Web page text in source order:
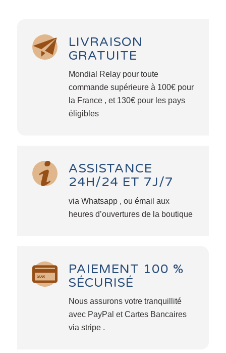
LIVRAISON
GRATUITE
Mondial Relay pour toute
commande supérieure à 100€ pour
la France , et 130€ pour les pays
éligibles
ASSISTANCE
24H/24 ET 7J/7
via Whatsapp , ou émail aux
heures d’ouvertures de la boutique
PAIEMENT 100 %
SÉCURISÉ
Nous assurons votre tranquillité
avec PayPal et Cartes Bancaires
via stripe .